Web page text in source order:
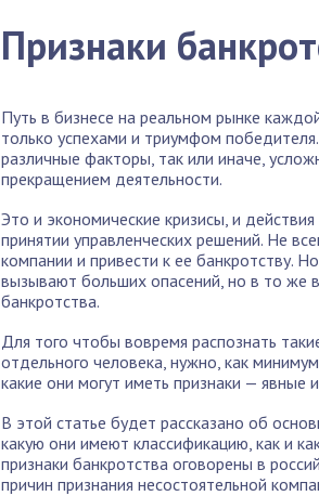
Признаки
Путь в бизнесе на реальном рынке
только успехами и триумфом
различные факторы, так или иначе,
прекращением деятельности.
Это и экономические кризисы, и
принятии управленческих решений. Не
компании и привести к ее банкротству.
вызывают больших опасений, но в то же
банкротства.
Для того чтобы вовремя распознать
отдельного человека, нужно, как
какие они могут иметь признаки — явные
В этой статье будет рассказано об
какую они имеют классификацию, как и
признаки банкротства оговорены в
причин признания несостоятельной